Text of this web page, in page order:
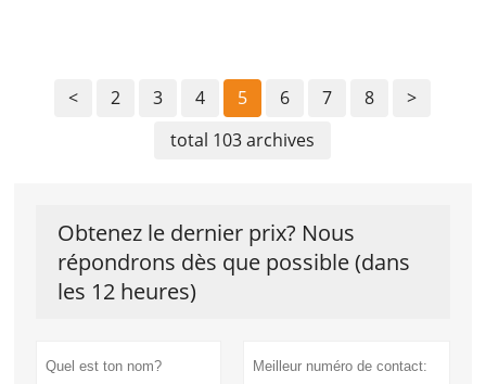
< 2 3 4 5 6 7 8
>
total 103 archives
Obtenez le dernier prix? Nous
répondrons dès que possible (dans
les 12 heures)